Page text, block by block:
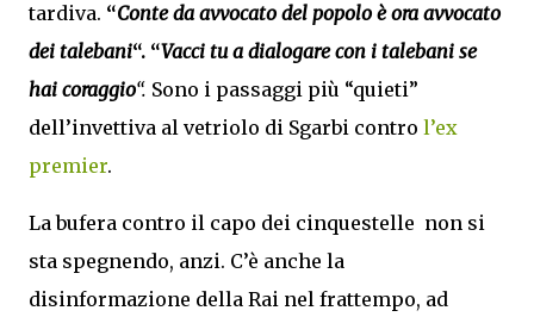
tardiva. “Conte da avvocato del popolo è ora avvocato
dei talebani“. “Vacci tu a dialogare con i talebani se
hai coraggio“. Sono i passaggi più “quieti”
dell’invettiva al vetriolo di Sgarbi contro l’ex
premier.
La bufera contro il capo dei cinquestelle non si
sta spegnendo, anzi. C’è anche la
disinformazione della Rai nel frattempo, ad